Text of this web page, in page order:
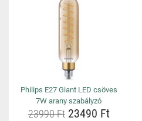
Philips E27 Giant LED csöves
7W arany szabályzó
23990 Ft23490 Ft